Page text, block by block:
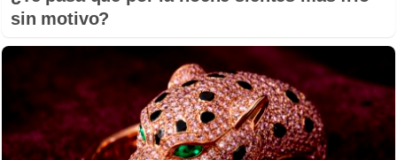
sin motivo?